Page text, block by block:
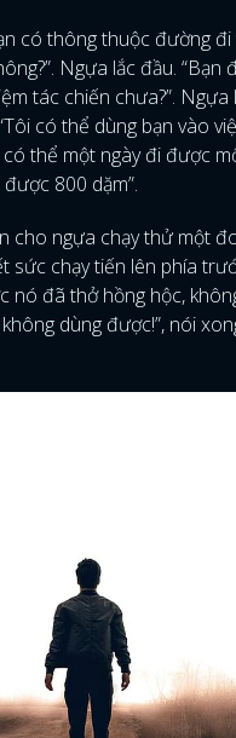
có thông thuộc đường
Ngựa lắc đầu. “Bạn
tác chiến chưa?”. Ngựa
có thể dùng bạn vào
có thể một ngày đi được
800 dặm”.
cho ngựa chạy thử một
sức chạy tiến lên phía
nó đã thở hồng hộc,
dùng được!”, nói